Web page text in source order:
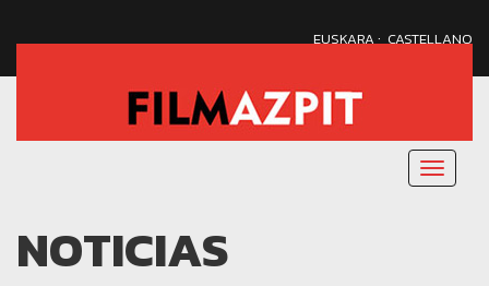
EUSKARA·CASTELLANO
Menu
NOTICIAS